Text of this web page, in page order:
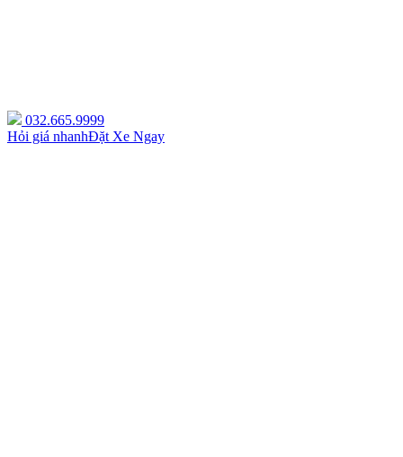
032.665.9999
Hỏi giá nhanhĐặt Xe Ngay